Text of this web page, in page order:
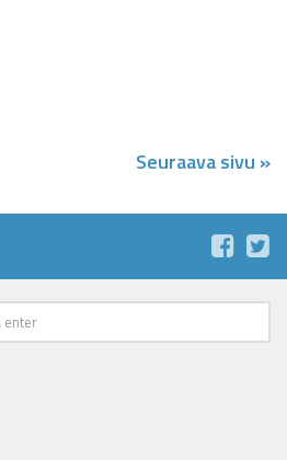
Seuraava sivu »